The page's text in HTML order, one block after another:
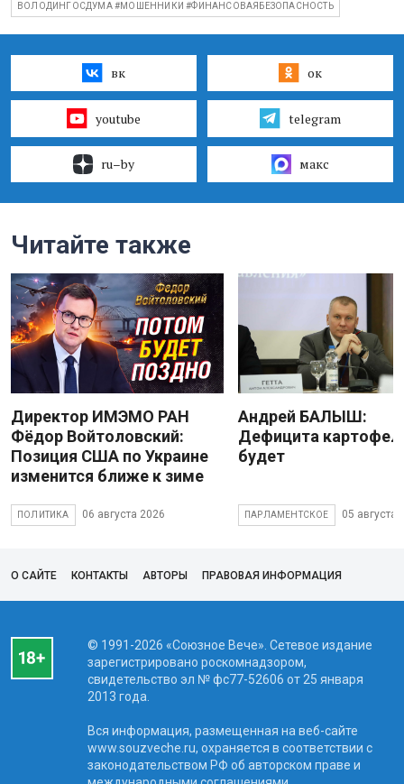
ВОЛОДИНГОСДУМА #МОШЕННИКИ #ФИНАНСОВАЯБЕЗОПАСНОСТЬ
вк ок
youtube telegram
ru–by макс
Читайте также
Директор ИМЭМО РАН
Фёдор Войтоловский:
Позиция США по Украине
изменится ближе к зиме
ПОЛИТИКА 06 августа 2026
Андрей БАЛЫШ:
Дефицита
будет
ПАРЛАМЕНТСКОЕ 05 августа
О САЙТЕ КОНТАКТЫ АВТОРЫ ПРАВОВАЯ ИНФОРМАЦИЯ
© 1991-2026 «Союзное Вече». Сетевое издание
зарегистрировано роскомнадзором,
свидетельство эл № фc77-52606 от 25 января
2013 года.
Вся информация, размещенная на веб-сайте
www.souzveche.ru, охраняется в соответствии с
законодательством РФ об авторском праве и